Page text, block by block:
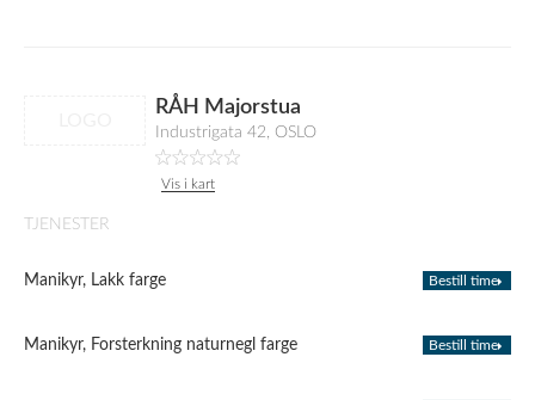
RÅH Majorstua
Industrigata 42, OSLO
Vis i kart
TJENESTER
Manikyr, Lakk farge Bestill time
Manikyr, Forsterkning naturnegl farge Bestill time